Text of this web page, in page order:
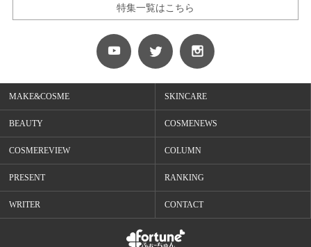
特集一覧はこちら
MAKE&COSME SKINCARE
BEAUTY COSMENEWS
COSMEREVIEW COLUMN
PRESENT RANKING
WRITER CONTACT